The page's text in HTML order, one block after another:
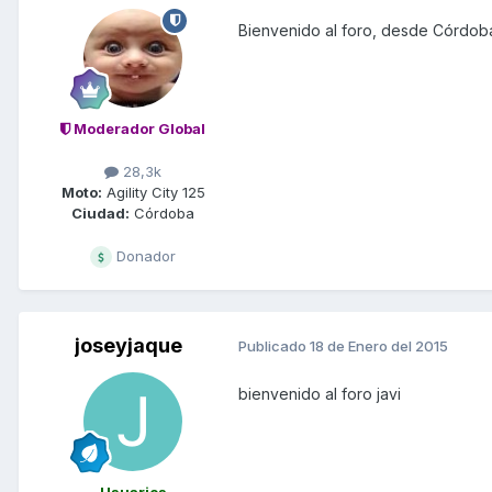
Moderador Global
28,3k
Moto: Agility City 125
Ciudad: Córdoba
Donador
Bienvenido al foro, desde
joseyjaque Publicado 18 de Enero del 2015
bienvenido al foro javi